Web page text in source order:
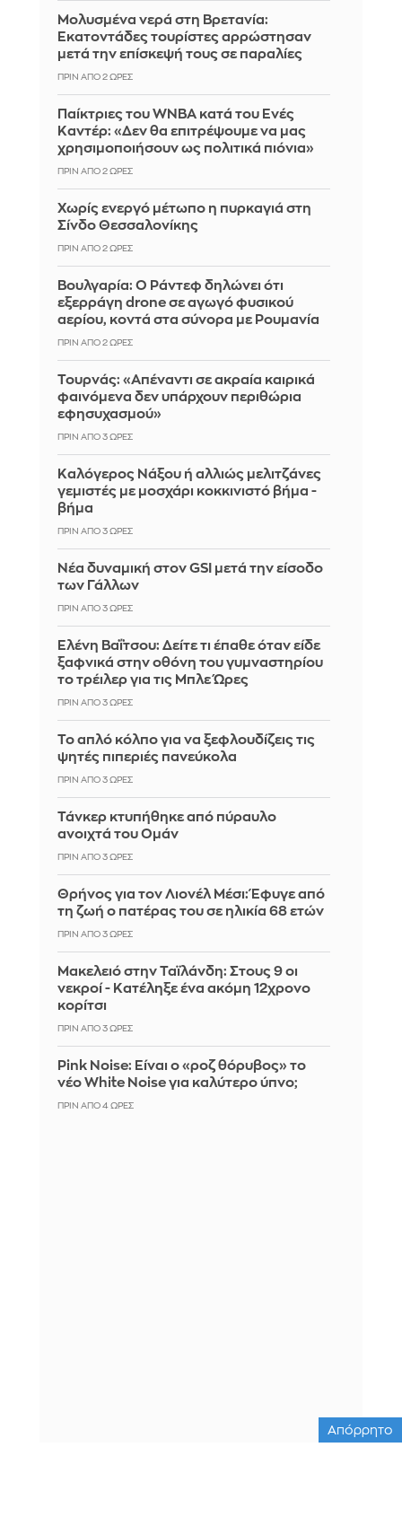
Μολυσμένα νερά στη Βρετανία:
Εκατοντάδες τουρίστες αρρώστησαν
μετά την επίσκεψή τους σε παραλίες
ΠΡΙΝ ΑΠΌ 2 ΏΡΕΣ
Παίκτριες του WNBA κατά του Ενές
Καντέρ: «Δεν θα επιτρέψουμε να μας
χρησιμοποιήσουν ως πολιτικά πιόνια»
ΠΡΙΝ ΑΠΌ 2 ΏΡΕΣ
Χωρίς ενεργό μέτωπο η πυρκαγιά στη
Σίνδο Θεσσαλονίκης
ΠΡΙΝ ΑΠΌ 2 ΏΡΕΣ
Βουλγαρία: Ο Ράντεφ δηλώνει ότι
εξερράγη drone σε αγωγό φυσικού
αερίου, κοντά στα σύνορα με Ρουμανία
ΠΡΙΝ ΑΠΌ 2 ΏΡΕΣ
Τουρνάς: «Απέναντι σε ακραία καιρικά
φαινόμενα δεν υπάρχουν περιθώρια
εφησυχασμού»
ΠΡΙΝ ΑΠΌ 3 ΏΡΕΣ
Καλόγερος Νάξου ή αλλιώς μελιτζάνες
γεμιστές με μοσχάρι κοκκινιστό βήμα -
βήμα
ΠΡΙΝ ΑΠΌ 3 ΏΡΕΣ
Νέα δυναμική στον GSI μετά την είσοδο
των Γάλλων
ΠΡΙΝ ΑΠΌ 3 ΏΡΕΣ
Ελένη Βαΐτσου: Δείτε τι έπαθε όταν είδε
ξαφνικά στην οθόνη του γυμναστηρίου
το τρέιλερ για τις Μπλε Ώρες
ΠΡΙΝ ΑΠΌ 3 ΏΡΕΣ
Το απλό κόλπο για να ξεφλουδίζεις τις
ψητές πιπεριές πανεύκολα
ΠΡΙΝ ΑΠΌ 3 ΏΡΕΣ
Τάνκερ κτυπήθηκε από πύραυλο
ανοιχτά του Ομάν
ΠΡΙΝ ΑΠΌ 3 ΏΡΕΣ
Θρήνος για τον Λιονέλ Μέσι: Έφυγε από
τη ζωή ο πατέρας του σε ηλικία 68 ετών
ΠΡΙΝ ΑΠΌ 3 ΏΡΕΣ
Μακελειό στην Ταϊλάνδη: Στους 9 οι
νεκροί - Κατέληξε ένα ακόμη 12χρονο
κορίτσι
ΠΡΙΝ ΑΠΌ 3 ΏΡΕΣ
Pink Noise: Είναι ο «ροζ θόρυβος» το
νέο White Noise για καλύτερο ύπνο;
ΠΡΙΝ ΑΠΌ 4 ΏΡΕΣ
Απόρρητο